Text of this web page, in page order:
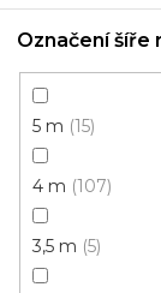
Označení šíře
5 m 15
4 m 107
3,5 m 5
PVC podlaha